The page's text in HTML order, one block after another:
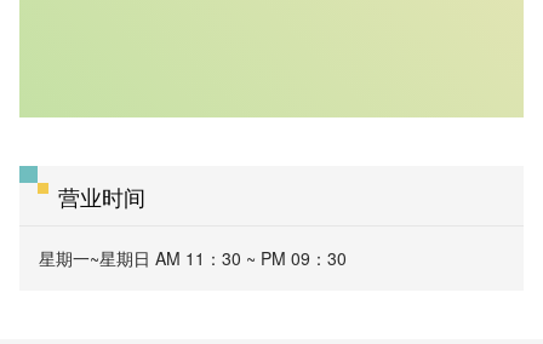
营业时间
星期一~星期日 AM 11：30 ~ PM 09：30